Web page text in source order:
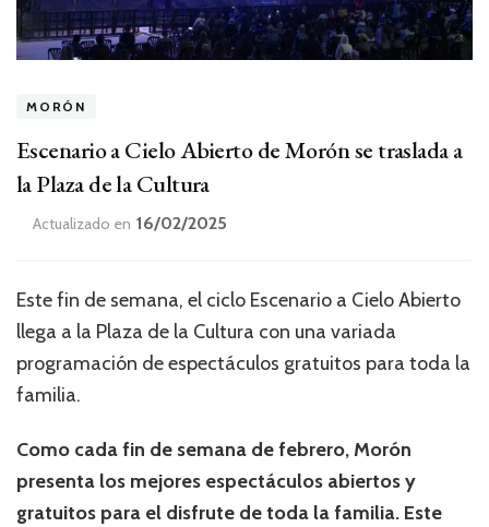
MORÓN
Escenario a Cielo Abierto de Morón se traslada a
la Plaza de la Cultura
Actualizado en 16/02/2025
Este fin de semana, el ciclo Escenario a Cielo Abierto
llega a la Plaza de la Cultura con una variada
programación de espectáculos gratuitos para toda la
familia.
Como cada fin de semana de febrero, Morón
presenta los mejores espectáculos abiertos y
gratuitos para el disfrute de toda la familia. Este